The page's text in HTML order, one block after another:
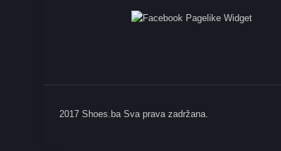
2017 Shoes.ba Sva prava zadržana.